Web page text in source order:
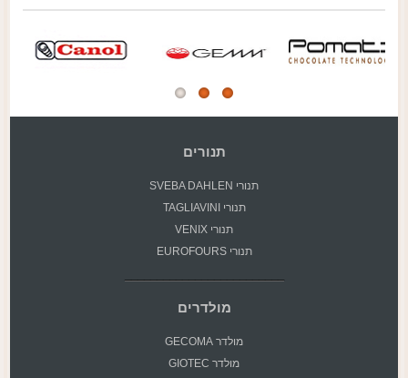
תנורים
תנורי SVEBA DAHLEN
תנורי TAGLIAVINI
תנורי VENIX
תנורי EUROFOURS
מולדרים
מולדר GECOMA
מולדר GIOTEC